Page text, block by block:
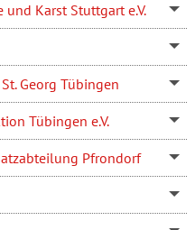
Karst Stuttgart e.V.
Georg Tübingen
Tübingen e.V.
Pfrondorf